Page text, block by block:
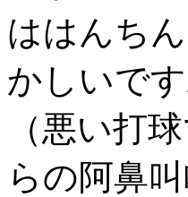
ははんち
かしいで
（悪い打
らの阿鼻